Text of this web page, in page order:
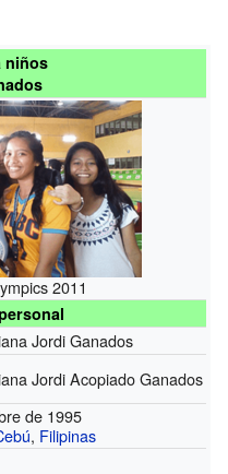
niños
2011
Jordi Ganados
Jordi Acopiado Ganados
de 1995
, Filipinas